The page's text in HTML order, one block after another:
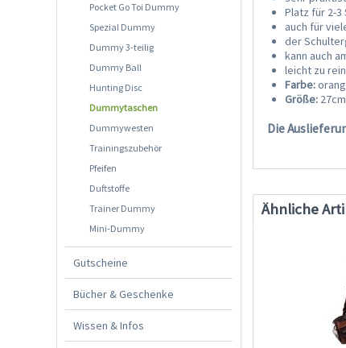
Pocket Go Toi Dummy
Spezial Dummy
Dummy 3-teilig
Dummy Ball
Hunting Disc
Dummytaschen
Dummywesten
Trainingszubehör
Pfeifen
Duftstoffe
Trainer Dummy
Mini-Dummy
Gutscheine
Bücher & Geschenke
Wissen & Infos
Platz für 2-3
auch für
der
kann auch
leicht zu
Farbe:
Größe:
Die
Ähnliche